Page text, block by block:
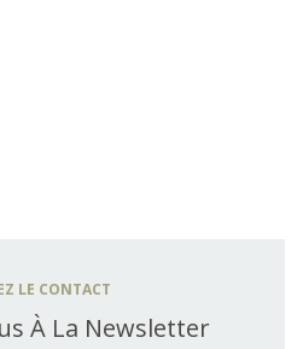
LE CONTACT
À La Newsletter